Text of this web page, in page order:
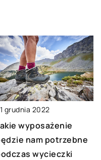
grudnia 2022
wyposażenie
nam potrzebne
wycieczki